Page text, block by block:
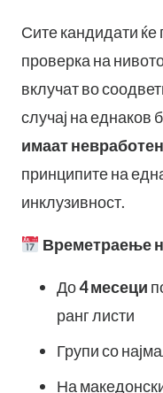
Сите кандидати ќе
проверка на
вклучат во
случај на еднаков
имаат
принципите на
инклузивност.
Времетраење
До4 месеци
ранг листи
Групи со
На